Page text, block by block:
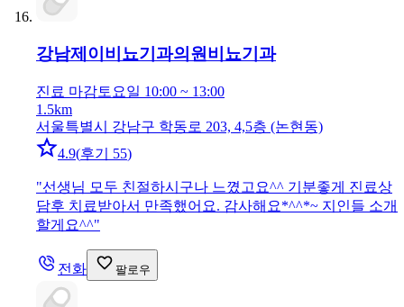
강남제이비뇨기과의원 비뇨기과
진료 마감토요일 10:00 ~ 13:00
1.5km
서울특별시 강남구 학동로 203, 4,5층 (논현동)
4.9(후기 55)
"선생님 모두 친절하시구나 느꼈고요^^ 기분좋게 진료상
담후 치료받아서 만족했어요. 감사해요*^^*~ 지인들 소개
할게요^^"
전화 팔로우